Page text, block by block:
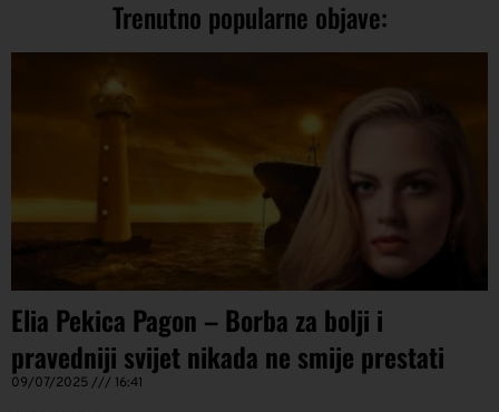
Trenutno popularne objave:
Elia Pekica Pagon – Borba za bolji i
pravedniji svijet nikada ne smije prestati
09/07/2025 16:41